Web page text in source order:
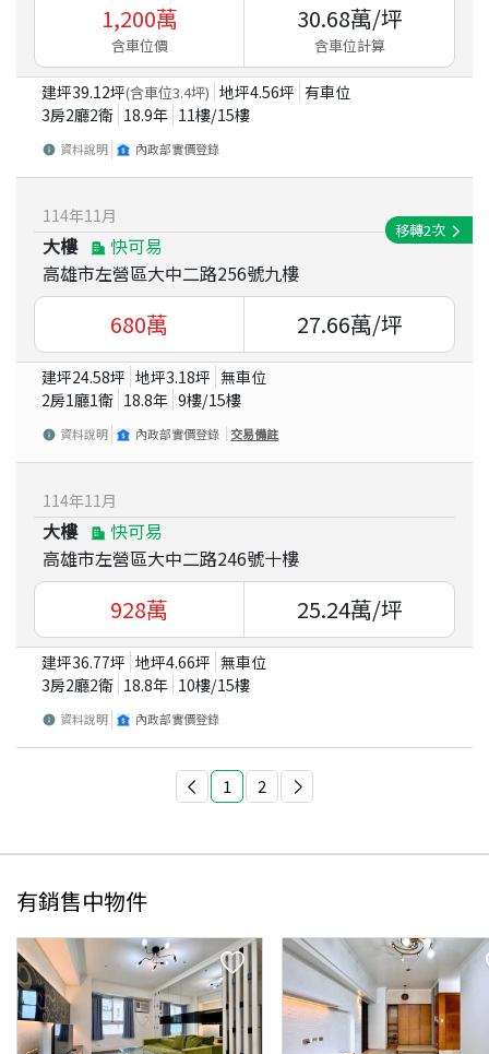
1,200萬
含車位價
30.68萬/坪
含車位計算
建坪39.12坪(含車位3.4坪) 地坪4.56坪 有車位
3房2廳2衛 18.9年 11樓/15樓
資料說明 內政部實價登錄
114年11月
大樓
快可易
高雄市左營區大中二路256號九樓
移轉2次
680萬 27.66萬/坪
建坪24.58坪 地坪3.18坪 無車位
2房1廳1衛 18.8年 9樓/15樓
資料說明 內政部實價登錄 交易備註
114年11月
大樓
快可易
高雄市左營區大中二路246號十樓
928萬 25.24萬/坪
建坪36.77坪 地坪4.66坪 無車位
3房2廳2衛 18.8年 10樓/15樓
資料說明 內政部實價登錄
1 2
有銷售中物件